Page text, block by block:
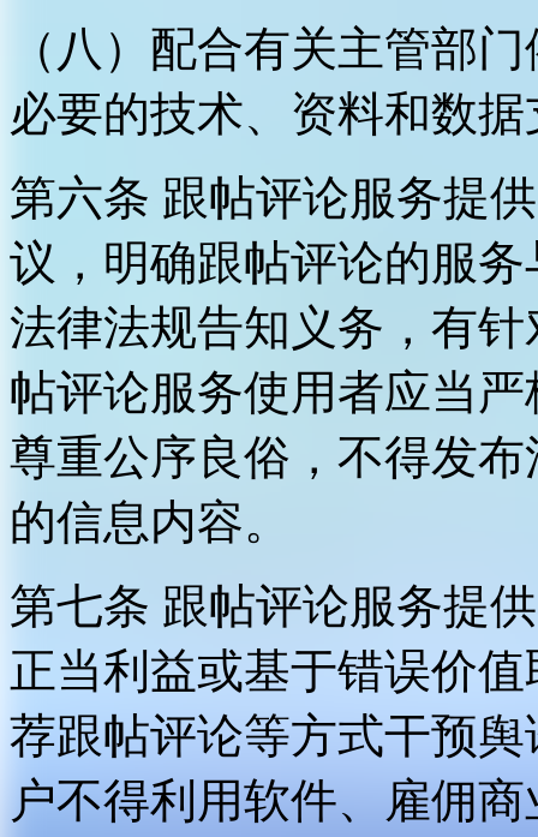
（八）配合有关主管部
必要的技术、资料和数
第六条 跟帖评论服务提
议，明确跟帖评论的服
法律法规告知义务，有
帖评论服务使用者应当
尊重公序良俗，不得发
的信息内容。
第七条 跟帖评论服务提
正当利益或基于错误价
荐跟帖评论等方式干预
户不得利用软件、雇佣